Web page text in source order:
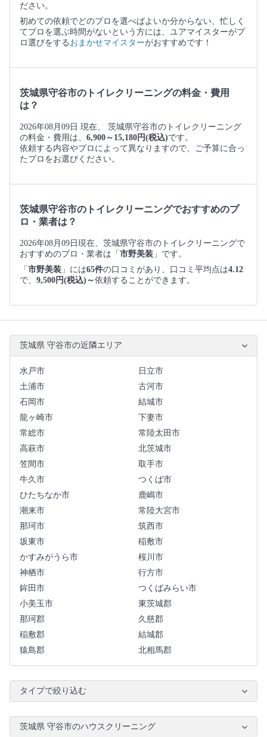
ださい。
初めての依頼でどのプロを選べばよいか分からない、忙しく
てプロを選ぶ時間がないという方には、ユアマイスターがプ
ロ選びをする おまかせマイスターがおすすめです！
茨城県守谷市のトイレクリーニングの料金・費用
は？
2026年08月09日 現在、 茨城県守谷市のトイレクリーニング
の料金・費用は、 6,900～15,180円(税込)です。
依頼する内容やプロによって異なりますので、ご予算に合っ
たプロをお選びください。
茨城県守谷市のトイレクリーニングでおすすめのプ
ロ・業者は？
2026年08月09日現在、茨城県守谷市のトイレクリーニングで
おすすめのプロ・業者は「市野美装 」です。
「市野美装 」には65件の口コミがあり、口コミ平均点は4.12
で、 9,500円(税込)～依頼することができます。
茨城県 守谷市の近隣エリア
水戸市
日立市
土浦市
古河市
石岡市
結城市
龍ヶ崎市
下妻市
常総市
常陸太田市
高萩市
北茨城市
笠間市
取手市
牛久市
つくば市
ひたちなか市
鹿嶋市
潮来市
常陸大宮市
那珂市
筑西市
坂東市
稲敷市
かすみがうら市
桜川市
神栖市
行方市
鉾田市
つくばみらい市
小美玉市
東茨城郡
那珂郡
久慈郡
稲敷郡
結城郡
猿島郡
北相馬郡
タイプで絞り込む
茨城県 守谷市のハウスクリーニング